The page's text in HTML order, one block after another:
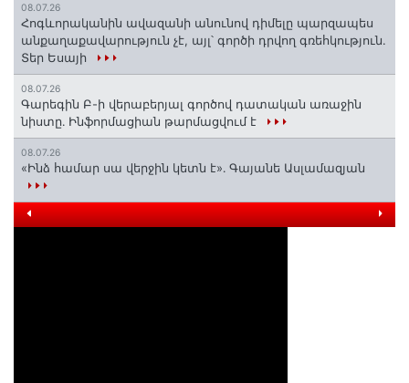
08.07.26
Հոգևորականին ավազանի անունով դիմելը պարզապես
անքաղաքավարություն չէ, այլ՝ գործի դրվող գռեհկություն.
Տեր Եսայի
08.07.26
Գարեգին Բ-ի վերաբերյալ գործով դատական առաջին
նիստը․ Ինֆորմացիան թարմացվում է
08.07.26
«Ինձ համար սա վերջին կետն է»․ Գայանե Ասլամազյան